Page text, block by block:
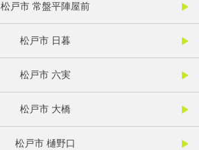
松戸市 常盤平陣屋前
松戸市 日暮
松戸市 六実
松戸市 大橋
松戸市 樋野口